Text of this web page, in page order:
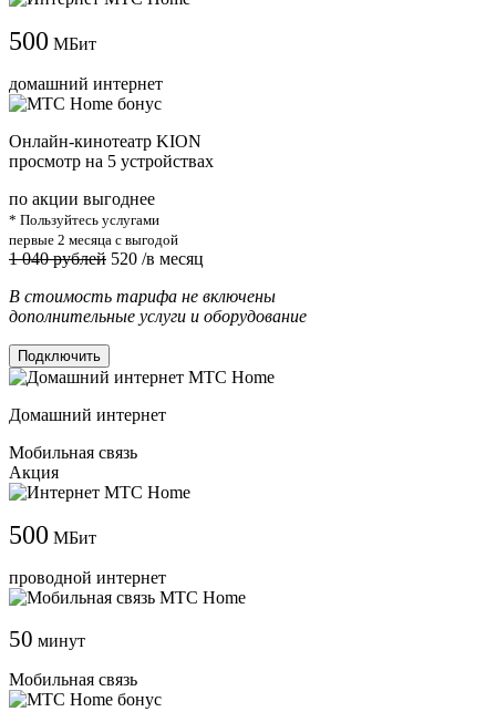
500 МБит
домашний интернет
Онлайн-кинотеатр KION
просмотр на 5 устройствах
по акции выгоднее
* Пользуйтесь услугами
первые 2 месяца с выгодой
1 040 рублей 520 /в месяц
В стоимость тарифа не включены
дополнительные услуги и оборудование
Подключить
Домашний интернет
Мобильная связь
Акция
500 МБит
проводной интернет
50 минут
Мобильная связь